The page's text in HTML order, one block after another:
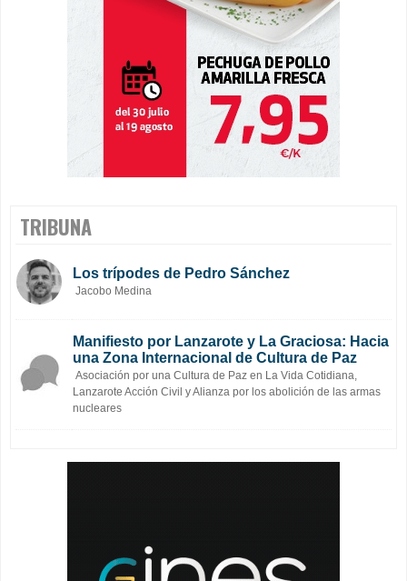
TRIBUNA
Los trípodes de Pedro Sánchez
Jacobo Medina
Manifiesto por Lanzarote y La Graciosa: Hacia
una Zona Internacional de Cultura de Paz
Asociación por una Cultura de Paz en La Vida Cotidiana,
Lanzarote Acción Civil y Alianza por los abolición de las armas
nucleares